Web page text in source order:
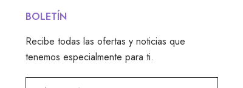
BOLETÍN
Recibe todas las ofertas y noticias que
tenemos especialmente para ti.